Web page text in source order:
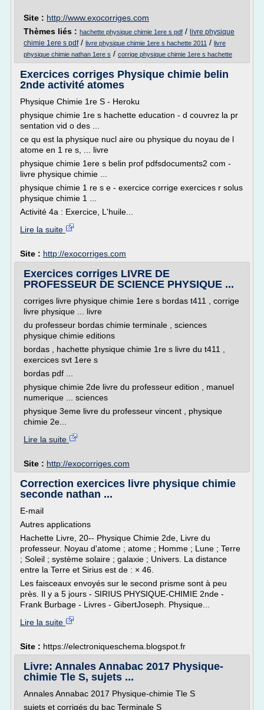
Site : http://www.exocorriges.com
Thèmes liés : hachette physique chimie 1ere s pdf / livre physique
chimie 1ere s pdf/ livre physique chimie 1ere s hachette 2011 / livre
physique chimie nathan 1ere s / corrige physique chimie 1ere s hachette
Exercices corriges Physique chimie belin
2nde activité atomes
Physique Chimie 1re S - Heroku
physique chimie 1re s hachette education - d couvrez la pr
sentation vid o des ...
ce qu est la physique nucl aire ou physique du noyau de l
atome en 1 re s, ... livre
physique chimie 1ere s belin prof pdfsdocuments2 com -
livre physique chimie ...
physique chimie 1 re s e - exercice corrige exercices r solus
physique chimie 1 ...
Activité 4a : Exercice, L'huile...
Lire la suite
Site : http://exocorriges.com
Exercices corriges LIVRE DE
PROFESSEUR DE SCIENCE PHYSIQUE ...
corriges livre physique chimie 1ere s bordas t411 , corrige
livre physique ... livre
du professeur bordas chimie terminale , sciences
physique chimie editions
bordas , hachette physique chimie 1re s livre du t411 ,
exercices svt 1ere s
bordas pdf ...
physique chimie 2de livre du professeur edition , manuel
numerique ... sciences
physique 3eme livre du professeur vincent , physique
chimie 2e...
Lire la suite
Site : http://exocorriges.com
Correction exercices livre physique chimie
seconde nathan ...
E-mail
Autres applications
Hachette Livre, 20-- Physique Chimie 2de, Livre du
professeur. Noyau d'atome ; atome ; Homme ; Lune ; Terre
; Soleil ; système solaire ; galaxie ; Univers. La distance
entre la Terre et Sirius est de : × 46.
Les faisceaux envoyés sur le second prisme sont à peu
près. Il y a 5 jours - SIRIUS PHYSIQUE-CHIMIE 2nde -
Frank Burbage - Livres - GibertJoseph. Physique...
Lire la suite
Site : https://electroniqueschema.blogspot.fr
Livre: Annales Annabac 2017 Physique-
chimie Tle S, sujets ...
Annales Annabac 2017 Physique-chimie Tle S
sujets et corrigés du bac Terminale S